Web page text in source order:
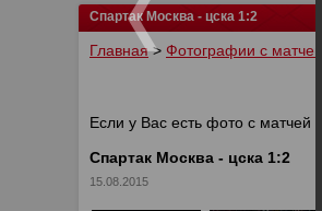
Спартак Москва - цска 1:2
Главная> Фотографии с
Если у Вас есть фото с матчей
Спартак Москва - цска 1:2
15.08.2015